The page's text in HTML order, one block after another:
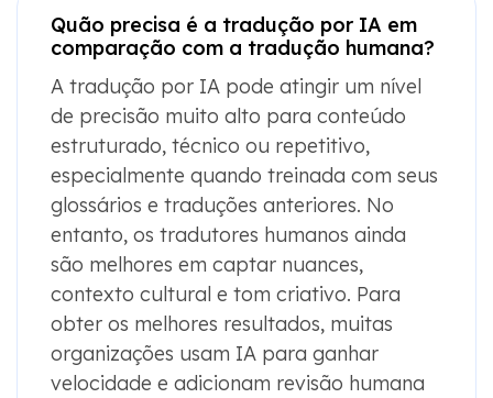
Quão precisa é a tradução por IA em
comparação com a tradução humana?
A tradução por IA pode atingir um nível
de precisão muito alto para conteúdo
estruturado, técnico ou repetitivo,
especialmente quando treinada com seus
glossários e traduções anteriores. No
entanto, os tradutores humanos ainda
são melhores em captar nuances,
contexto cultural e tom criativo. Para
obter os melhores resultados, muitas
organizações usam IA para ganhar
velocidade e adicionam revisão humana